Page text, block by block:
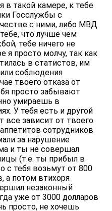
в такой камере, к тебе
Госслужбы с
с ними, либо МВД
что лучше чем
тебе ничего не
я просто молчу, так как
в статистов, им
соблюдения
твоего отказа от
просто забывают
умираешь в
У тебя есть и другой
все зависит от твоего
сотрудников
за нарушение
и ты не совершал
(т.е. ты прибыл в
с тебя возьмут от 800
а потом втихоря
незаконный
уже от 3000 долларов
просто, не хочешь